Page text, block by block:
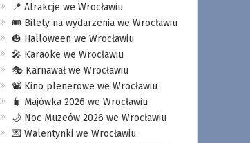
📍 Atrakcje we Wrocławiu
🎟️ Bilety na wydarzenia we Wrocławiu
🎃 Halloween we Wrocławiu
🎤 Karaoke we Wrocławiu
🎭 Karnawał we Wrocławiu
📽️ Kino plenerowe we Wrocławiu
🧳 Majówka 2026 we Wrocławiu
🌙 Noc Muzeów 2026 we Wrocławiu
💌 Walentynki we Wrocławiu